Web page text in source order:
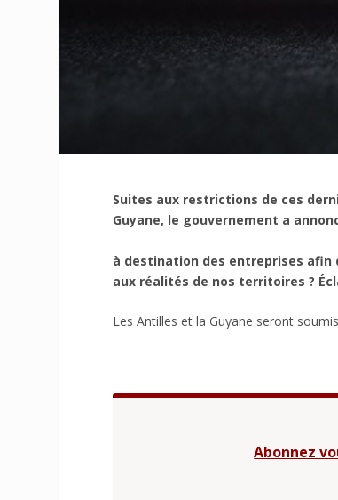
Suites aux restrictions de ces
Guyane, le gouvernement a
à destination des entreprises afin
aux réalités de nos territoires ?
Les Antilles et la Guyane seront
Abonnez